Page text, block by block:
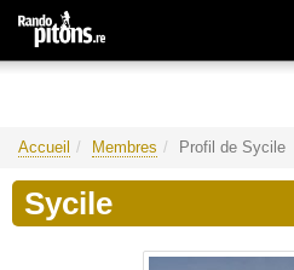
Accueil Membres Profil de Sycile
Sycile